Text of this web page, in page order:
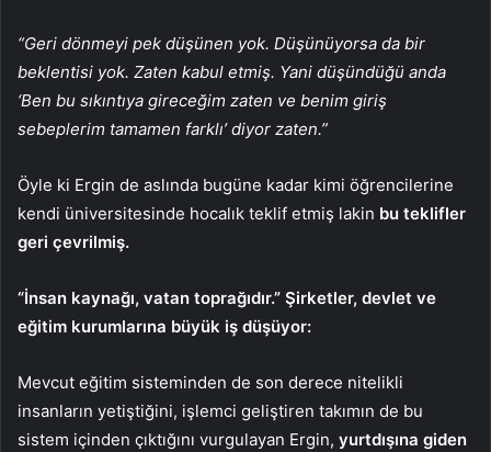
“Geri dönmeyi pek düşünen yok. Düşünüyorsa da bir
beklentisi yok. Zaten kabul etmiş. Yani düşündüğü anda
‘Ben bu sıkıntıya gireceğim zaten ve benim giriş
sebeplerim tamamen farklı’ diyor zaten.”
Öyle ki Ergin de aslında bugüne kadar kimi öğrencilerine
kendi üniversitesinde hocalık teklif etmiş lakin bu teklifler
geri çevrilmiş.
“İnsan kaynağı, vatan toprağıdır.” Şirketler, devlet ve
eğitim kurumlarına büyük iş düşüyor:
Mevcut eğitim sisteminden de son derece nitelikli
insanların yetiştiğini, işlemci geliştiren takımın de bu
sistem içinden çıktığını vurgulayan Ergin, yurtdışına giden